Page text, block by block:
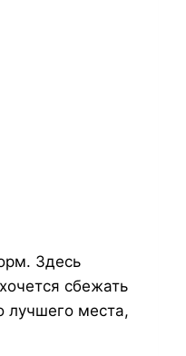
Здесь
сбежать
лучшего места,